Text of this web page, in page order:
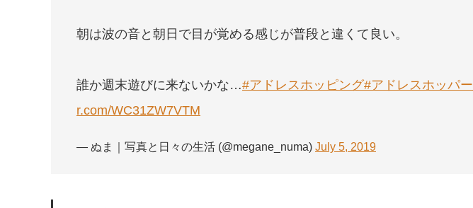
朝は波の音と朝日で目が覚める感じが普段と違くて良い。
誰か週末遊びに来ないかな…#アドレスホッピング#アドレスホッパー
r.com/WC31ZW7VTM
— ぬま｜写真と日々の生活 (@megane_numa) July 5, 2019